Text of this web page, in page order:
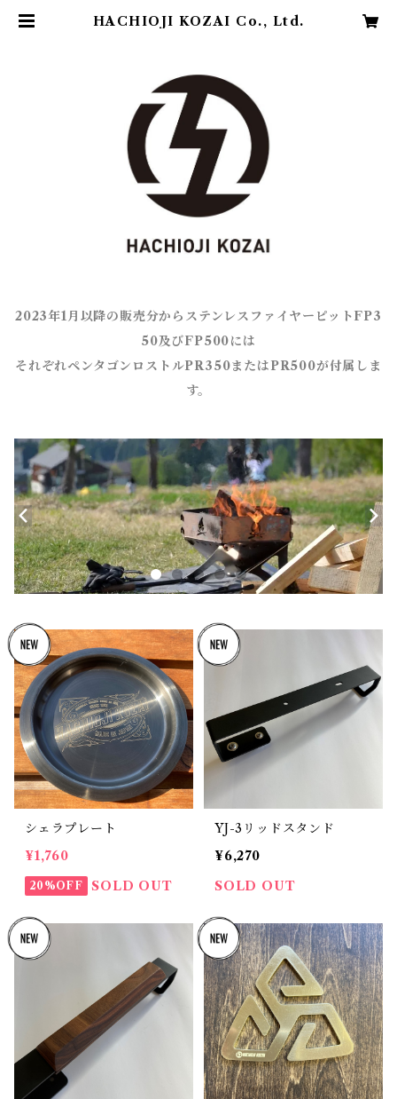
HACHIOJI KOZAI Co., Ltd.
2023年1月以降の販売分からステンレスファイヤーピットFP3
50及びFP500には
それぞれペンタゴンロストルPR350またはPR500が付属しま
す。
シェラプレート
¥1,760
20%OFF SOLD OUT
YJ-3リッドスタンド
¥6,270
SOLD OUT